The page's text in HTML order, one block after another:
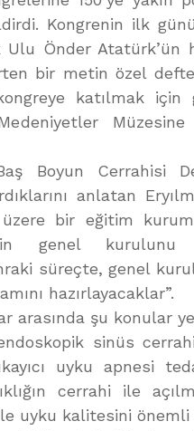
Kongrenin ilk
Önder Atatürk’ün
bir metin özel
katılmak için
Boyun Cerrahisi
anlatan
bir eğitim
genel
süreçte, genel
hazırlayacaklar”.
arasında şu konular
sinüs
uyku apnesi
cerrahi ile
uyku kalitesini önemli